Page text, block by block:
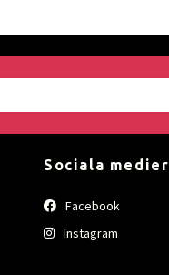
Sociala medier
Facebook
Instagram